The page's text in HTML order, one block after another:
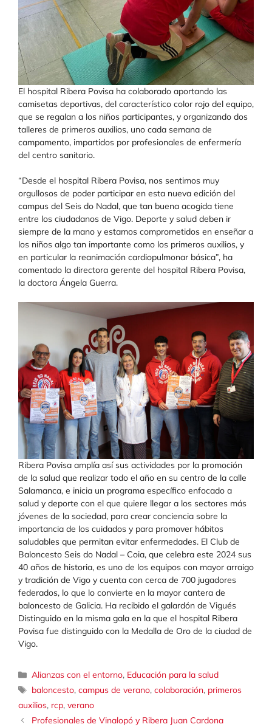
El hospital Ribera Povisa ha colaborado aportando las
camisetas deportivas, del característico color rojo del equipo,
que se regalan a los niños participantes, y organizando dos
talleres de primeros auxilios, uno cada semana de
campamento, impartidos por profesionales de enfermería
del centro sanitario.
“Desde el hospital Ribera Povisa, nos sentimos muy
orgullosos de poder participar en esta nueva edición del
campus del Seis do Nadal, que tan buena acogida tiene
entre los ciudadanos de Vigo. Deporte y salud deben ir
siempre de la mano y estamos comprometidos en enseñar a
los niños algo tan importante como los primeros auxilios, y
en particular la reanimación cardiopulmonar básica”, ha
comentado la directora gerente del hospital Ribera Povisa,
la doctora Ángela Guerra.
Ribera Povisa amplía así sus actividades por la promoción
de la salud que realizar todo el año en su centro de la calle
Salamanca, e inicia un programa específico enfocado a
salud y deporte con el que quiere llegar a los sectores más
jóvenes de la sociedad, para crear conciencia sobre la
importancia de los cuidados y para promover hábitos
saludables que permitan evitar enfermedades. El Club de
Baloncesto Seis do Nadal – Coia, que celebra este 2024 sus
40 años de historia, es uno de los equipos con mayor arraigo
y tradición de Vigo y cuenta con cerca de 700 jugadores
federados, lo que lo convierte en la mayor cantera de
baloncesto de Galicia. Ha recibido el galardón de Vigués
Distinguido en la misma gala en la que el hospital Ribera
Povisa fue distinguido con la Medalla de Oro de la ciudad de
Vigo.
Categorías
Alianzas con el entorno, Educación para la salud
Etiquetas
baloncesto,campus de verano,colaboración, primeros
auxilios, rcp, verano
Profesionales de Vinalopó y Ribera Juan Cardona